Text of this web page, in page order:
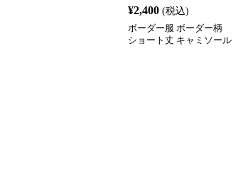
¥2,400 (税込)
ボーダー服 ボーダー柄
ショート丈 キャミソール